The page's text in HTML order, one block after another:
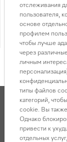
Фильтр для Т
Германия.
Смотреть все
отслеживания
пользователя,
основе
профилем
чтобы лучше
через
личным
типы файлов
категорий,
cookie. Вы
Однако
привести к
отдельных